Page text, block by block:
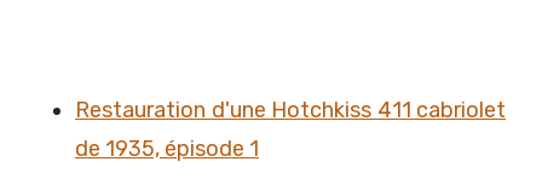
Restauration d'une Hotchkiss 411 cabriolet
de 1935, épisode 1